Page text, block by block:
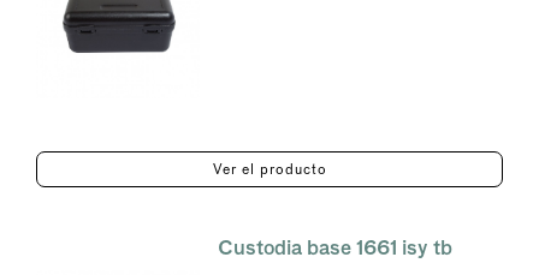
Ver el producto
Custodia base 1661 isy tb